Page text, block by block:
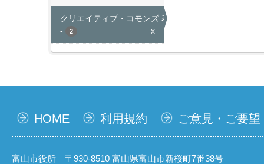
クリエイティブ・コモンズ 表示
-
2 x
HOME 利用規約 ご意見・ご要望
富山市役所 〒930-8510 富山県富山市新桜町7番38号